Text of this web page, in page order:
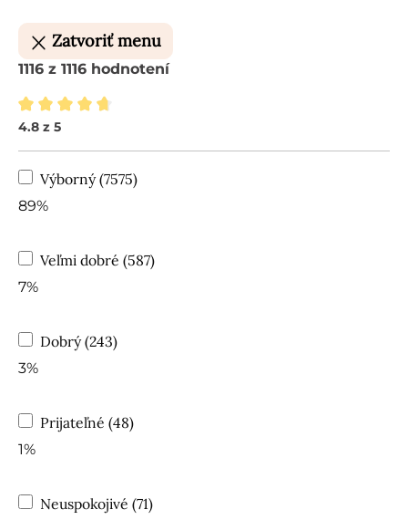
Zatvoriť menu
1116 z 1116 hodnotení
Priemerné hodnotenie 4.8 z 5 hviezdičiek
4.8 z 5
Výborný (7575)
89%
Veľmi dobré (587)
7%
Dobrý (243)
3%
Prijateľné (48)
1%
Neuspokojivé (71)